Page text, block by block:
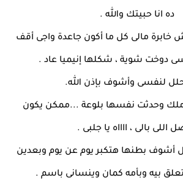
ده انا حبيتك والله .
مالى كل ما أكون جاعدة واجى أقف
دوخت شوية ، شكلها إنيميا عاد .
لنفسى وأشوف بإذن الله.
وحدثت نفسها بلوعة ...ممكن يكون
اللى بالى ، ااااه يا جلبى .
بطنها هتكبر يوم عن يوم وبعدين
بيه وبأمه كمان وينسانى باسم .